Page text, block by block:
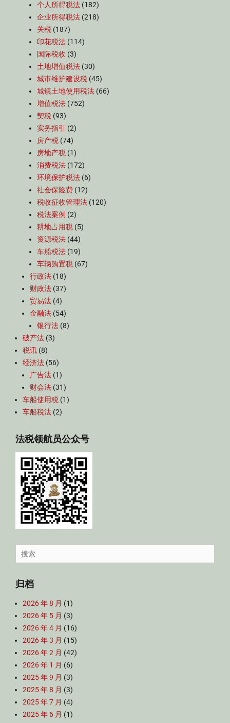
个人所得税法 (182)
企业所得税法 (218)
关税 (187)
印花税法 (114)
国际税收 (3)
土地增值税法 (30)
城市维护建设税 (45)
城镇土地使用税法 (66)
增值税法 (752)
契税 (93)
实务指引
(2)
房产税 (74)
房地产税 (1)
消费税法 (172)
环境保护税法 (6)
社会保险费 (12)
税收征收管理法 (120)
税法案例 (2)
耕地占用税 (5)
资源税法 (44)
车船税法 (19)
车辆购置税 (67)
行政法 (18)
财政法 (37)
贸易法 (4)
金融法 (54)
银行法 (8)
破产法 (3)
税讯 (8)
经济法 (56)
广告法 (1)
财会法 (31)
车船使用税 (1)
车船税法 (2)
法税领航员公众号
Search
for:
归档
2026 年 8 月 (1)
2026 年 5 月 (3)
2026 年 4 月 (16)
2026 年 3 月 (15)
2026 年 2 月 (42)
2026 年 1 月 (6)
2025 年 9 月 (3)
2025 年 8 月 (3)
2025 年 7 月 (4)
2025 年 6 月 (1)